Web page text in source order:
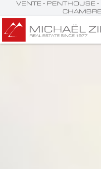
VENTE - PENTHOUSE